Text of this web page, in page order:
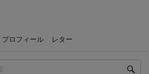
プロフィール レター